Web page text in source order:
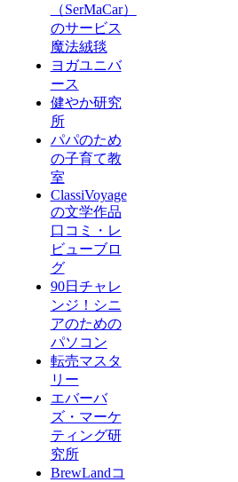
（SerMaCar）
のサービス
魔法絨毯
ヨガユニバ
ース
健やか研究
所
パパのため
の子育て教
室
ClassiVoyage
の文学作品
口コミ・レ
ビューブロ
グ
90日チャレ
ンジ！シニ
アのための
パソコン
転売マスタ
リー
エバーバ
ズ・マーケ
ティング研
究所
BrewLandコ